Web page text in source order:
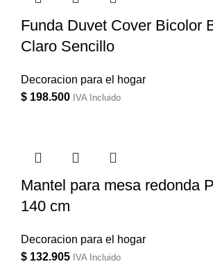
Funda Duvet Cover Bicolor
Claro Sencillo
Decoracion para el hogar
$ 198.500 IVA Incluido
Mantel para mesa redonda
140 cm
Decoracion para el hogar
$ 132.905 IVA Incluido